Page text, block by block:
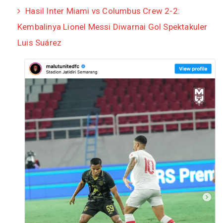
Hasil Inter Miami vs Columbus Crew 2-2:
Kembalinya Lionel Messi Diwarnai Gol Spektakuler
Luis Suárez